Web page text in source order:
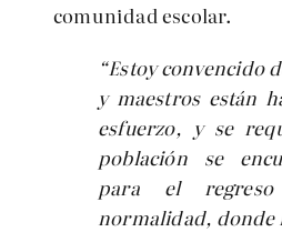
comunidad escolar.
“Estoy convencido
y maestros están
esfuerzo, y se
población se
para el
normalidad, donde